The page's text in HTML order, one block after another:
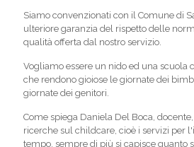
Siamo convenzionati con il Comune di
ulteriore garanzia del rispetto delle
qualità offerta dal nostro servizio.
Vogliamo essere un nido ed una scuola
che rendono gioiose le giornate dei
giornate dei genitori.
Come spiega Daniela Del Boca,
ricerche sul childcare, cioè i servizi per
tempo, sempre di più si capisce quanto